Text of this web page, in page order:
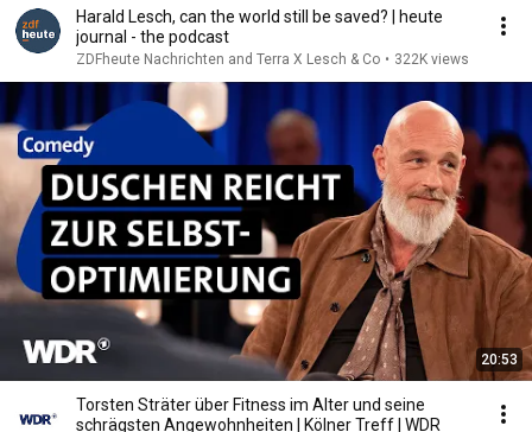
Harald Lesch, can the world still be saved? | heute
journal - the podcast
ZDFheute Nachrichten and Terra X Lesch & Co • 322K views
20:53
Torsten Sträter über Fitness im Alter und seine
schrägsten Angewohnheiten | Kölner Treff | WDR